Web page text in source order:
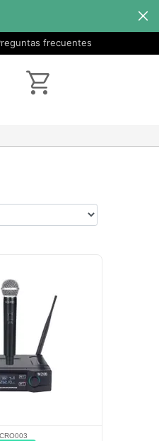
frecuentes